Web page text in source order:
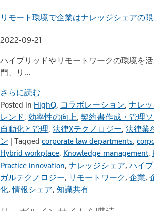
リモート環境で企業はナレッジシェアの
2022-09-21
ハイブリッドやリモートワークの環境を
門、リ…
さらに読む
Posted in HighQ, コラボレーション, ナレ
レンド, 効率性の向上, 契約書作成・管理
自動化と管理, 法律Xテクノロジー, 法律業
ン | Tagged corporate law departments,
Hybrid workplace, Knowledge management,
Practice innovation, ナレッジシェア, ハイ
ガルテクノロジー, リモートワーク, 企業,
化,情報シェア, 知識共有